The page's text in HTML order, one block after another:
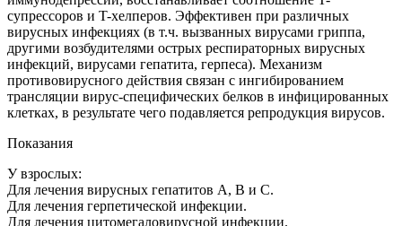
супрессоров и T-хелперов. Эффективен при различных
вирусных инфекциях (в т.ч. вызванных вирусами гриппа,
другими возбудителями острых респираторных вирусных
инфекций, вирусами гепатита, герпеса). Механизм
противовирусного действия связан с ингибированием
трансляции вирус-специфических белков в инфицированных
клетках, в результате чего подавляется репродукция вирусов.
Показания
У взрослых:
Для лечения вирусных гепатитов А, В и С.
Для лечения герпетической инфекции.
Для лечения цитомегаловирусной инфекции.